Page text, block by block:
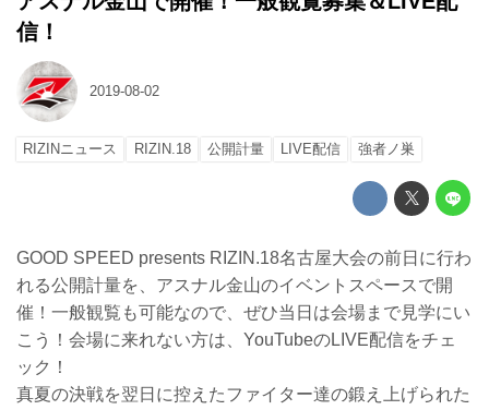
信！
2019-08-02
RIZINニュース RIZIN.18 公開計量 LIVE配信 強者ノ巣
GOOD SPEED presents RIZIN.18名古屋大会の前日に行わ
れる公開計量を、アスナル金山のイベントスペースで開
催！一般観覧も可能なので、ぜひ当日は会場まで見学にい
こう！会場に来れない方は、YouTubeのLIVE配信をチェ
ック！
真夏の決戦を翌日に控えたファイター達の鍛え上げられた